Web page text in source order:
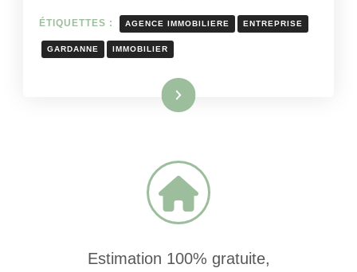
ÉTIQUETTES : AGENCE IMMOBILIERE ENTREPRISE
GARDANNE IMMOBILIER
Lire la suite
Estimation 100% gratuite,